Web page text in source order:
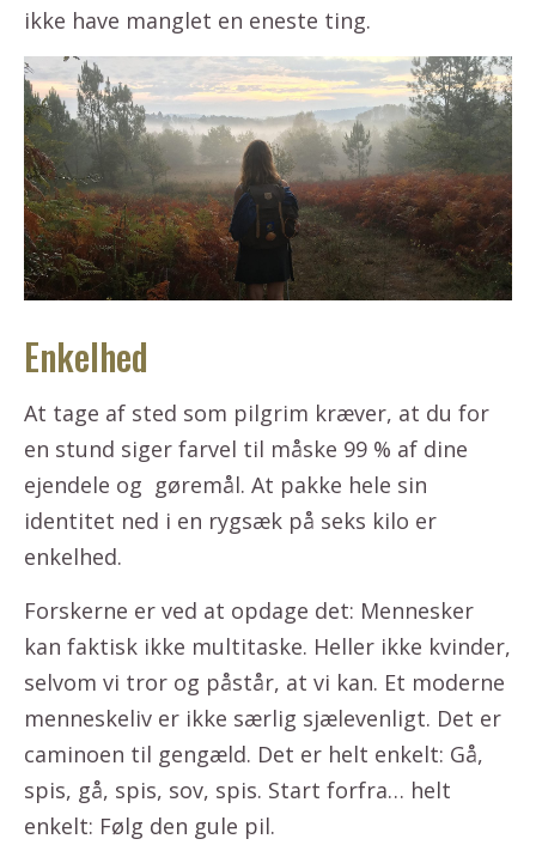
ikke have manglet en eneste ting.
Enkelhed
At tage af sted som pilgrim kræver, at du for
en stund siger farvel til måske 99 % af dine
ejendele og gøremål. At pakke hele sin
identitet ned i en rygsæk på seks kilo er
enkelhed.
Forskerne er ved at opdage det: Mennesker
kan faktisk ikke multitaske. Heller ikke kvinder,
selvom vi tror og påstår, at vi kan. Et moderne
menneskeliv er ikke særlig sjælevenligt. Det er
caminoen til gengæld. Det er helt enkelt: Gå,
spis, gå, spis, sov, spis. Start forfra… helt
enkelt: Følg den gule pil.